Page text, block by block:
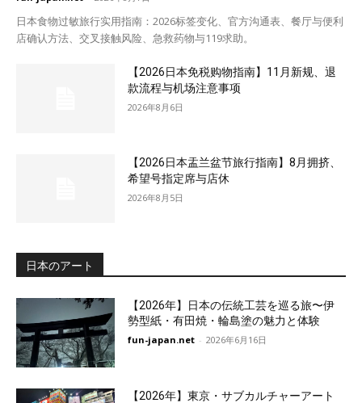
日本食物过敏旅行实用指南：2026标签变化、官方沟通表、餐厅与便利
店确认方法、交叉接触风险、急救药物与119求助。
【2026日本免税购物指南】11月新规、退
款流程与机场注意事项
2026年8月6日
【2026日本盂兰盆节旅行指南】8月拥挤、
希望号指定席与店休
2026年8月5日
日本のアート
【2026年】日本の伝統工芸を巡る旅〜伊
勢型紙・有田焼・輪島塗の魅力と体験
fun-japan.net - 2026年6月16日
【2026年】東京・サブカルチャーアート